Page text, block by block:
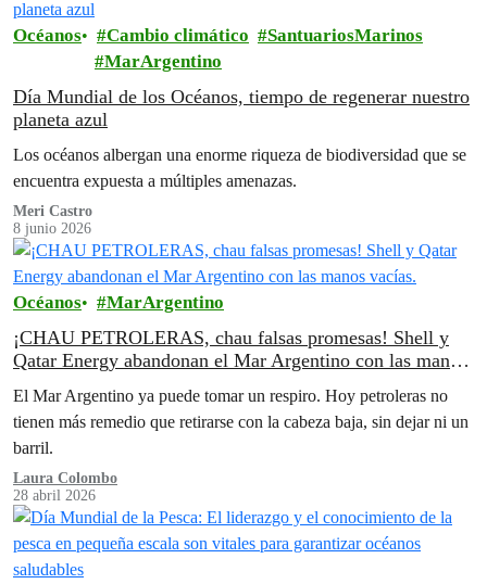
Océanos Cambio climático
SantuariosMarinos
MarArgentino
Día Mundial de los Océanos, tiempo de regenerar nuestro
planeta azul
Los océanos albergan una enorme riqueza de biodiversidad que se
encuentra expuesta a múltiples amenazas.
Meri Castro
8 junio 2026
Océanos MarArgentino
¡CHAU PETROLERAS, chau falsas promesas! Shell y
Qatar Energy abandonan el Mar Argentino con las manos
El Mar Argentino ya puede tomar un respiro. Hoy petroleras no
tienen más remedio que retirarse con la cabeza baja, sin dejar ni un
barril.
Laura Colombo
28 abril 2026